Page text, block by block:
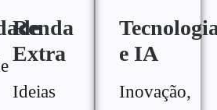
Renda
Extra
Ideias
e IA
Inovação,